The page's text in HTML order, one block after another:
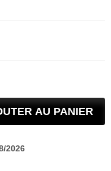
AU PANIER
2026